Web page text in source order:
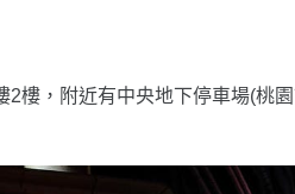
樓，附近有中央地下停車場(桃